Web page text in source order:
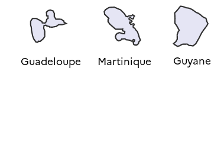
Guadeloupe Martinique Guyane